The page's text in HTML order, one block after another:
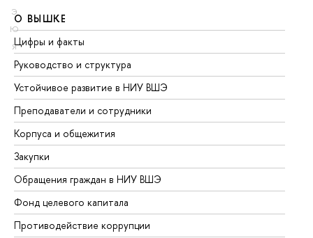
Э
Ю
Я
О ВЫШКЕ
Цифры и факты
Руководство и структура
Устойчивое развитие в НИУ ВШЭ
Преподаватели и сотрудники
Корпуса и общежития
Закупки
Обращения граждан в НИУ ВШЭ
Фонд целевого капитала
Противодействие коррупции